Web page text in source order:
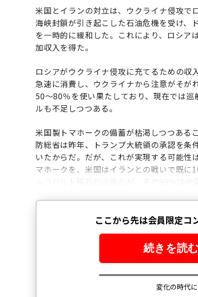
米国とイランの対立は、ウクライナ侵攻で
海峡封鎖が引き起こした石油危機を受け、
を一時的に緩和した。これにより、ロシ
加収入を得た。
ロシアがウクライナ侵攻に充てるための収
急速に消費し、ウクライナから注意がそが
50～80％を使い果たしており、現在では
ルも不足しつつある。
米国製トマホークの備蓄が枯渇しつつある
防総省は昨年、トランプ大統領の承認を条
いたからだ。だが、これが実現する可能
マホークを、米国はイランとの戦いで既